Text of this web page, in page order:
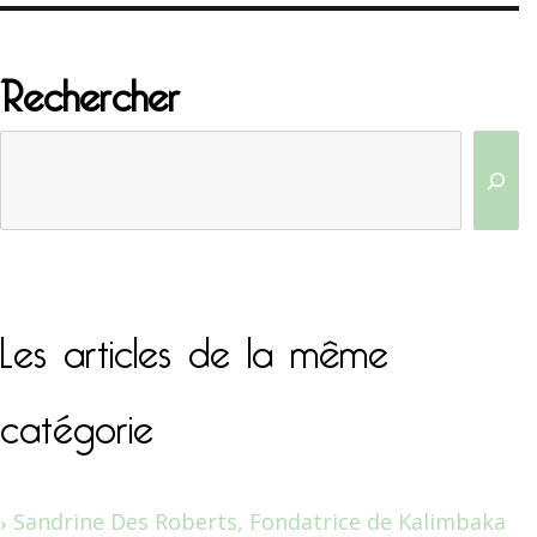
Rechercher
Les articles de la même
catégorie
Sandrine Des Roberts, Fondatrice de Kalimbaka